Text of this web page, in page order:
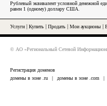
Рублевый эквивалент условной денежной
равен 1 (одному) доллару США.
Услуги Купить Продать Мои аукционы
© АО «Региональный Сетевой
Регистрация доменов
домены в зоне .ru
| домены в зоне .com |